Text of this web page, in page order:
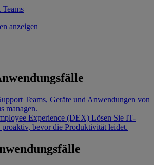
anzeigen
Teams, Geräte und Anwendungen von
managen.
Experience (DEX) Lösen Sie IT-
proaktiv, bevor die Produktivität leidet.